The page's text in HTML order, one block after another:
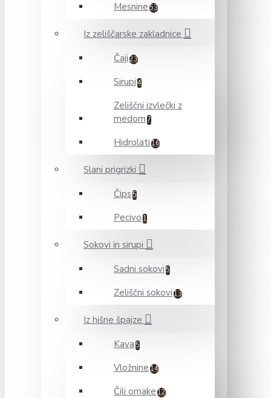
Mesnine 53
Iz zeliščarske zakladnice
Čaji 23
Sirupi 4
Zeliščni izvlečki z
medom 7
Hidrolati 16
Slani prigrizki
Čips 5
Pecivo 1
Sokovi in sirupi
Sadni sokovi 5
Zeliščni sokovi 13
Iz hišne špajze
Kava 5
Vložnine 14
Čili omake 12